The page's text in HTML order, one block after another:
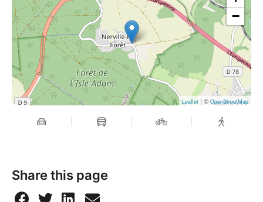
−
Leaflet | © OpenStreetMap
Share this page